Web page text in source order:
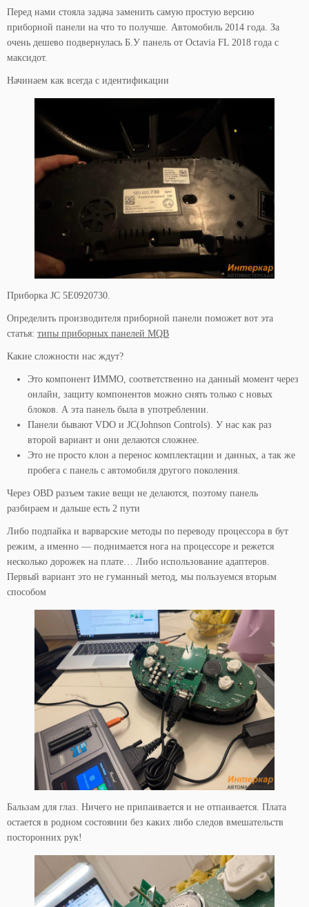
Перед нами стояла задача заменить самую простую версию
приборной панели на что то получше. Автомобиль 2014 года. За
очень дешево подвернулась Б.У панель от Octavia FL 2018 года с
максидот.
Начинаем как всегда с идентификации
Приборка JC 5E0920730.
Определить производителя приборной панели поможет вот эта
статья: типы приборных панелей MQB
Какие сложности нас ждут?
Это компонент ИММО, соответственно на данный момент через
онлайн, защиту компонентов можно снять только с новых
блоков. А эта панель была в употреблении.
Панели бывают VDO и JC(Johnson Controls). У нас как раз
второй вариант и они делаются сложнее.
Это не просто клон а перенос комплектации и данных, а так же
пробега с панель с автомобиля другого поколения.
Через OBD разъем такие вещи не делаются, поэтому панель
разбираем и дальше есть 2 пути
Либо подпайка и варварские методы по переводу процессора в бут
режим, а именно — поднимается нога на процессоре и режется
несколько дорожек на плате… Либо использование адаптеров.
Первый вариант это не гуманный метод, мы пользуемся вторым
способом
Бальзам для глаз. Ничего не припаивается и не отпаивается. Плата
остается в родном состоянии без каких либо следов вмешательств
посторонних рук!